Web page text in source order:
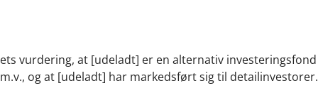
vurdering, at [udeladt] er en alternativ
og at [udeladt] har markedsført sig til detailinvestorer.